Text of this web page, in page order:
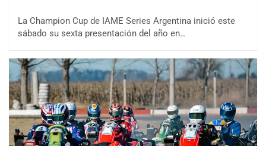
La Champion Cup de IAME Series Argentina inició este
sábado su sexta presentación del año en…